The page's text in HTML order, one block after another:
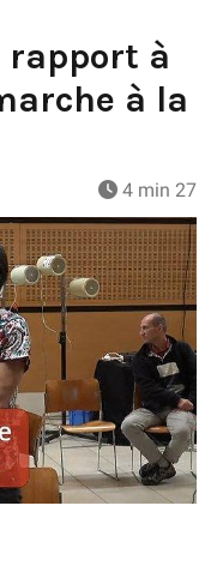
rapport à
à la
4 min 27